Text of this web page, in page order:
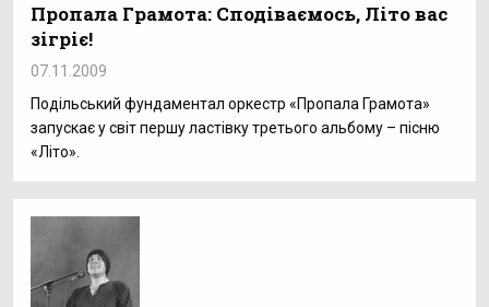
Пропала Грамота: Сподіваємось, Літо вас
зігріє!
07.11.2009
Подільський фундаментал оркестр «Пропала Грамота»
запускає у світ першу ластівку третього альбому – пісню
«Літо».